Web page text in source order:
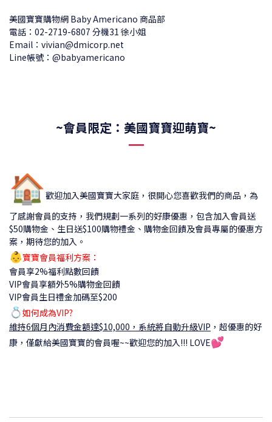
美國寶寶購物網 Baby Americano 商品部
電話：02-2719-6807 分機31 徐小姐
Email：vivian@dmicorp.net
Line帳號：@babyamericano
~會員限定：美國寶寶迎萌寶~
🏠歡迎加入美國寶寶大家庭，很開心您喜歡我們的商品，為
了感謝會員的支持，我們規劃一系列的好康優惠，包含加入會員送
$50購物金、生日送$100購物禮金、購物金回饋及會員專屬的優惠方
案，期待您的加入。
👶寶寶會員福利方案：
會員享2%福利點數回饋
VIP會員享額外5%購物金回饋
VIP會員生日禮金加碼至$200
💍如何成為VIP?
維持6個月內消費金額達$10,000，系統將自動升級VIP ， 超優惠的好
康，僅獻給美國寶寶的會員喔~~歡迎您的加入!!! LOVE💕